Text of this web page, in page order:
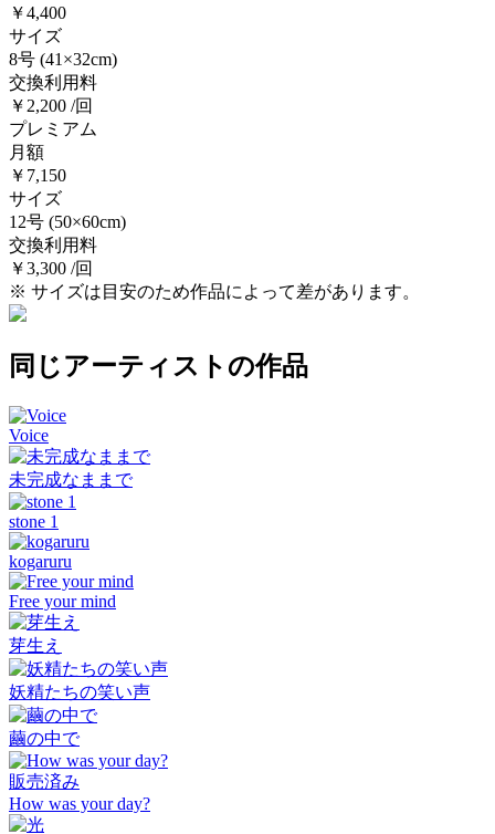
￥4,400
サイズ
8号 (41×32cm)
交換利用料
￥2,200 /回
プレミアム
月額
￥7,150
サイズ
12号 (50×60cm)
交換利用料
￥3,300 /回
※ サイズは目安のため作品によって差があります。
同じアーティストの作品
Voice
未完成なままで
stone 1
kogaruru
Free your mind
芽生え
妖精たちの笑い声
繭の中で
販売済み
How was your day?